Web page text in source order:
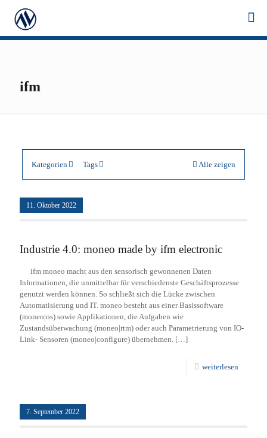
ifm
Kategorien Tags Alle zeigen
11. Oktober 2022
Industrie 4.0: moneo made by ifm electronic
ifm moneo macht aus den sensorisch gewonnenen Daten
Informationen, die unmittelbar für verschiedenste Geschäftsprozesse
genutzt werden können. So schließt sich die Lücke zwischen
Automatisierung und IT. moneo besteht aus einer Basissoftware
(moneo|os) sowie Applikationen, die Aufgaben wie
Zustandsüberwachung (moneo|rtm) oder auch Parametrierung von IO-
Link- Sensoren (moneo|configure) übernehmen. […]
weiterlesen
7. September 2022